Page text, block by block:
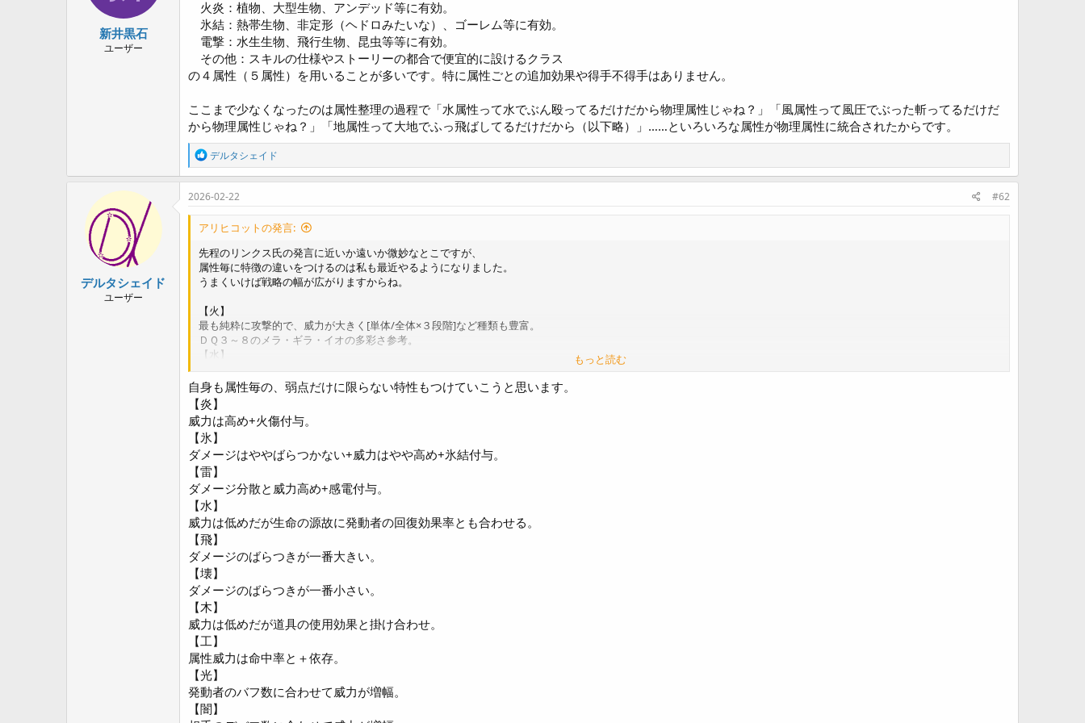
新井黒石
ユーザー
火炎：植物、大型生物、アンデッド等に有効。
氷結：熱帯生物、非定形（ヘドロみたいな）、ゴーレム等に有効。
電撃：水生生物、飛行生物、昆虫等等に有効。
その他：スキルの仕様やストーリーの都合で便宜的に設けるクラス
の４属性（５属性）を用いることが多いです。特に属性ごとの追加効果や得手不得手はありません。
ここまで少なくなったのは属性整理の過程で「水属性って水でぶん殴ってるだけだから物理属性じゃね？」「風属性って風圧でぶった斬ってるだけだ
から物理属性じゃね？」「地属性って大地でふっ飛ばしてるだけだから（以下略）」……といろいろな属性が物理属性に統合されたからです。
R
e
a
c
o
s
:
デルタシェイド
デルタシェイド
ユーザー
2026-02-22 #62
アリヒコットの発言:
先程のリンクス氏の発言に近いか遠いか微妙なとこですが、
属性毎に特徴の違いをつけるのは私も最近やるようになりました。
うまくいけば戦略の幅が広がりますからね。
【火】
最も純粋に攻撃的で、威力が大きく[単体/全体×３段階]など種類も豊富。
ＤＱ３～８のメラ・ギラ・イオの多彩さ参考。
【水】
凍結効果を各所でよく見かけるが、ステートを整理しているウチでは汎用の眠りで。
【風】
ダメージのばらつきが大きい。ＤＱのバギ参考。
【地】
風と反対にダメージがばらつかない。
【命】
威力の低さは水と同等。追加効果が毒、混乱、ＨＰ吸収など。
【電】
MOTHER2のＰＫサンダーを参考にランダムターゲット。
【光】
威力が攻撃魔力でなく回復魔力に依り、昇天の追加効果。
ＦＦシリーズのホーリー・ディア参考。
【闇】
多彩ではないが火に迫る威力をもち、即死の追加効果。
皆さんも何かやっていたら是非お聞かせ願いたいです。
もっと読む
自身も属性毎の、弱点だけに限らない特性もつけていこうと思います。
【炎】
威力は高め+火傷付与。
【氷】
ダメージはややばらつかない+威力はやや高め+氷結付与。
【雷】
ダメージ分散と威力高め+感電付与。
【水】
威力は低めだが生命の源故に発動者の回復効果率とも合わせる。
【飛】
ダメージのばらつきが一番大きい。
【壊】
ダメージのばらつきが一番小さい。
【木】
威力は低めだが道具の使用効果と掛け合わせ。
【工】
属性威力は命中率と＋依存。
【光】
発動者のバフ数に合わせて威力が増幅。
【闇】